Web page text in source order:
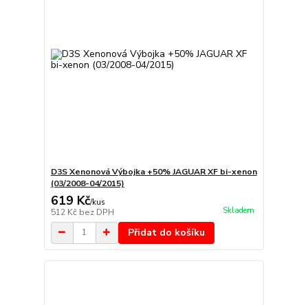
D3S Xenonová Výbojka +50% JAGUAR XF bi-xenon
(03/2008-04/2015)
619 Kč/kus
512 Kč bez DPH Skladem
Přidat do košíku